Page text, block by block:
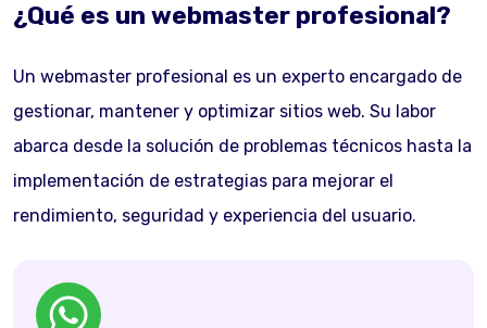
¿Qué es un webmaster profesional?
Un webmaster profesional es un experto encargado de
gestionar, mantener y optimizar sitios web. Su labor
abarca desde la solución de problemas técnicos hasta la
implementación de estrategias para mejorar el
rendimiento, seguridad y experiencia del usuario.